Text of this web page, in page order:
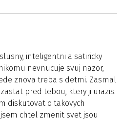
inteligentni a satiricky
nevnucuje svuj nazor,
znova treba s detmi. Zasmal
pred tebou, ktery ji urazis.
diskutovat o takovych
chtel zmenit svet jsou